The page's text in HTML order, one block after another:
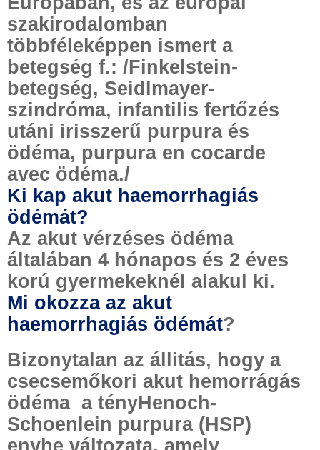
szakirodalomban
többféleképpen ismert a
betegség f.: /Finkelstein-
betegség, Seidlmayer-
szindróma, infantilis fertőzés
utáni irisszerű purpura és
ödéma, purpura en cocarde
avec ödéma./
Ki kap akut haemorrhagiás
ödémát?
Az akut vérzéses ödéma
általában 4 hónapos és 2 éves
korú gyermekeknél alakul ki.
Mi okozza az akut
haemorrhagiás ödémát?
Bizonytalan az állitás, hogy a
csecsemőkori akut hemorrágás
ödéma a tényHenoch-
Schoenlein purpura (HSP)
enyhe változata, amely